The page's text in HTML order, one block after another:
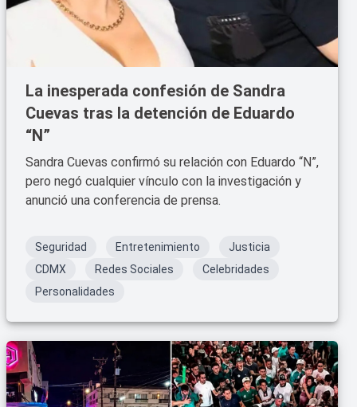
La inesperada confesión de Sandra
Cuevas tras la detención de Eduardo
“N”
Sandra Cuevas confirmó su relación con Eduardo “N”,
pero negó cualquier vínculo con la investigación y
anunció una conferencia de prensa.
Seguridad Entretenimiento
Justicia
CDMX
Redes Sociales
Celebridades
Personalidades